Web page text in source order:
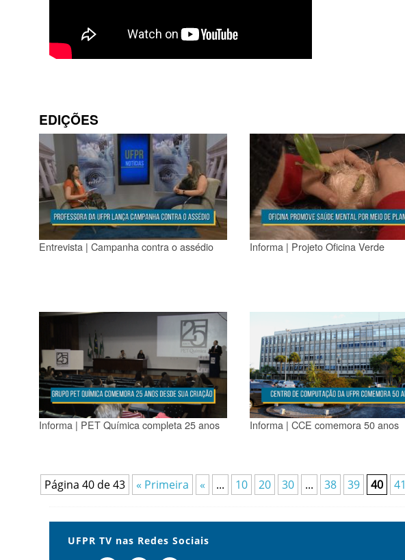
EDIÇÕES
Entrevista | Campanha contra o assédio Informa | Projeto Oficina Verde
Informa | PET Química completa 25 anos Informa | CCE comemora 50 anos
Página 40 de 43 « Primeira « ... 10 20 30 ... 38 39 40 41
UFPR TV nas Redes Sociais